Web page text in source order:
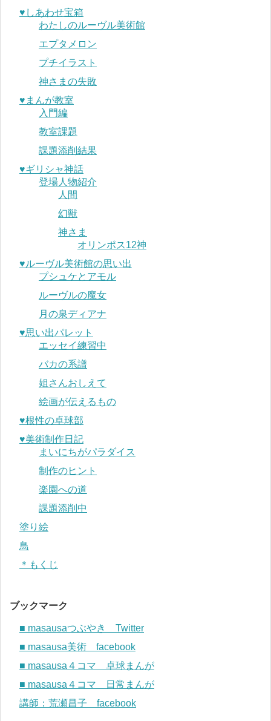
♥︎しあわせ宝箱
わたしのルーヴル美術館
エプタメロン
プチイラスト
神さまの失敗
♥︎まんが教室
入門編
教室課題
課題添削結果
♥︎ギリシャ神話
登場人物紹介
人間
幻獣
神さま
オリンポス12神
♥︎ルーヴル美術館の思い出
プシュケとアモル
ルーヴルの魔女
月の泉ディアナ
♥︎思い出パレット
エッセイ練習中
バカの系譜
姐さんおしえて
絵画が伝えるもの
♥︎根性の卓球部
♥︎美術制作日記
まいにちがパラダイス
制作のヒント
楽園への道
課題添削中
塗り絵
鳥
＊もくじ
ブックマーク
■ masausaつぶやき Twitter
■ masausa美術 facebook
■ masausa４コマ 卓球まんが
■ masausa４コマ 日常まんが
講師：荒瀬昌子 facebook